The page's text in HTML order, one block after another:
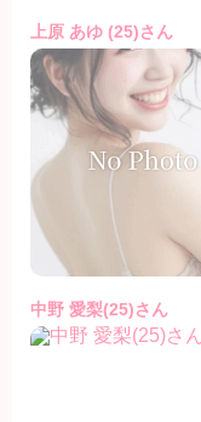
上原 あゆ (25)さん
中野 愛梨(25)さん